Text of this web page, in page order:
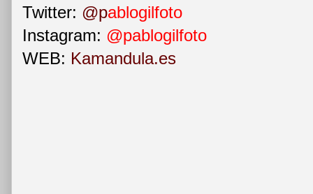
Twitter: @pablogilfoto
Instagram: @pablogilfoto
WEB: Kamandula.es